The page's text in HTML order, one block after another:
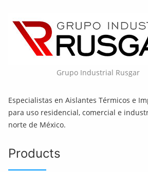
Grupo Industrial Rusgar
Especialistas en Aislantes Térmicos e
para uso residencial, comercial e
norte de México.
Products